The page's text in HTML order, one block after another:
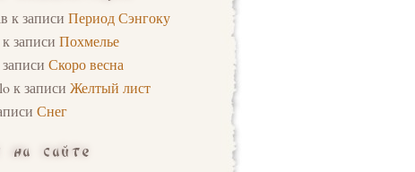
к записи Период Сэнгоку
к записи Похмелье
Скоро весна
к записи Желтый лист
Снег
на сайте